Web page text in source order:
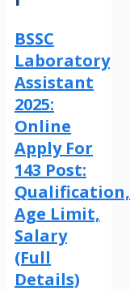
BSSC
Laboratory
Assistant
2025:
Online
Apply For
143 Post:
Qualification,
Age Limit,
Salary
(Full
Details)